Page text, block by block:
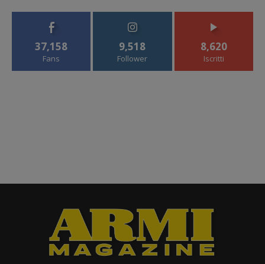
37,158
Fans
9,518
Follower
8,620
Iscritti